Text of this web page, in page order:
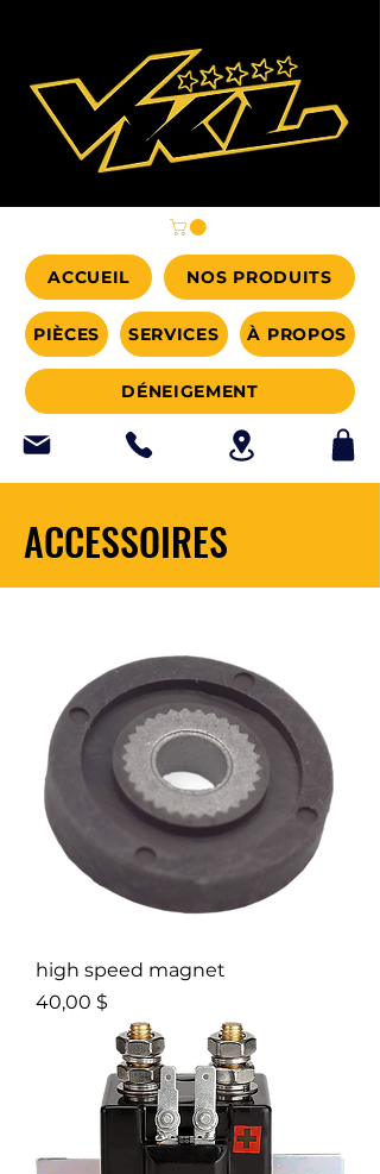
ACCUEIL NOS PRODUITS
PIÈCES SERVICES À PROPOS
DÉNEIGEMENT
ACCESSOIRES
high speed magnet
Prix
40,00 $